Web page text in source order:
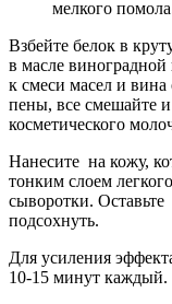
мелкого
Взбейте белок в
в масле
к смеси масел и
пены, все смешайте и
косметического
Нанесите на кожу,
тонким слоем
сыворотки. Оставьте
подсохнуть.
Для усиления
10-15 минут каждый.